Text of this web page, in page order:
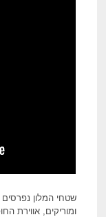
שטחי המלון
ומוריקים, אווירת